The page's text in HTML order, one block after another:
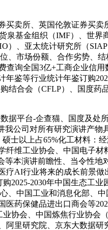
卖所、英国伦敦证券买卖
基金组织（IMF）、世界
、亚太统计研究所（
市场份额、合作劣势、
询全国3亿+工商企业信
鉴等行业统计年鉴订购
合会（CFLP）、国度
平台-企查猫、国度及处
公司对所有研究演讲产
士以上占65%化工材料：
维工业协会、中国电子材
本演讲前瞻性、当令性
AI行业将来的成长前景
2025-2030年中国生态工
、中国工业和消息化部、
药保健品进出口商会等
协会、中国炼焦行业协会
里研究院、京东大数据研